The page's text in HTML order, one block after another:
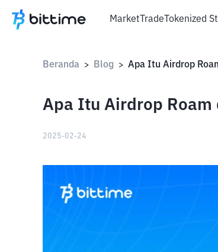
MarketTradeTokenized
Beranda > Blog >
Apa Itu Airdrop Roam
2025-02-24